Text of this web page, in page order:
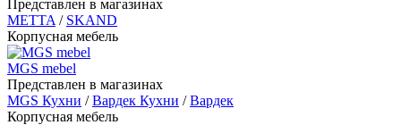
Представлен в магазинах
METTA / SKAND
Корпусная мебель
MGS mebel
Представлен в магазинах
MGS Кухни /Вардек Кухни /Вардек
Корпусная мебель